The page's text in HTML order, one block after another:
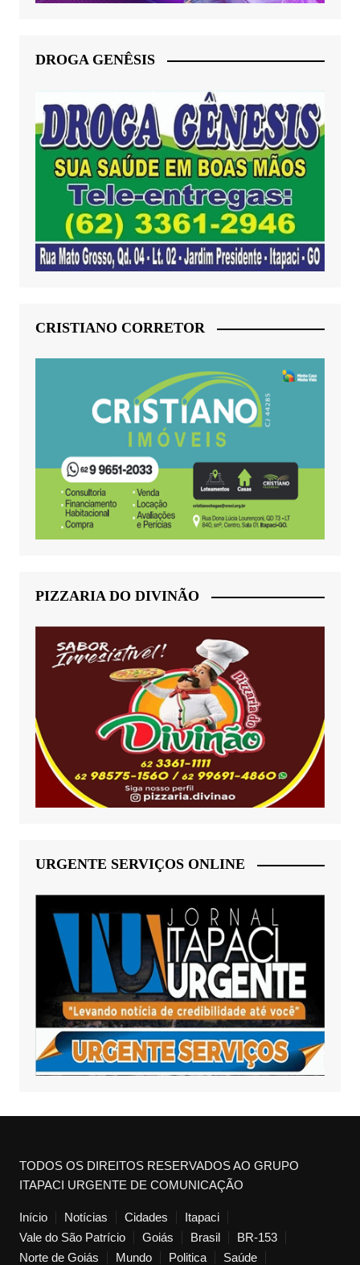
DROGA GENÊSIS
CRISTIANO CORRETOR
PIZZARIA DO DIVINÃO
URGENTE SERVIÇOS ONLINE
TODOS OS DIREITOS RESERVADOS AO GRUPO
ITAPACI URGENTE DE COMUNICAÇÃO
Início Notícias Cidades
Itapaci
Vale do São Patrício
Goiás Brasil
BR-153
Norte de Goiás
Mundo Politica Saúde